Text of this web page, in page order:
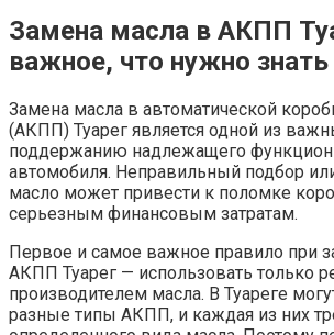
Замена масла в АКПП
важное, что нужно знать
Замена масла в автоматической
(АКПП) Туарег является одной из
поддержанию надлежащего
автомобиля. Неправильный подбор
масло может привести к поломке
серьезным финансовым затратам.
Первое и самое важное правило при
АКПП Туарег — использовать только
производителем масла. В Туареге
разные типы АКПП, и каждая из них